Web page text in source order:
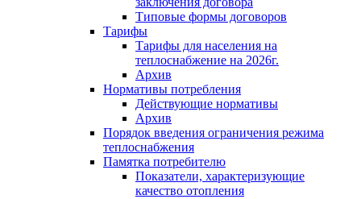
Типовые формы договоров
Тарифы
Тарифы для населения на
теплоснабжение на 2026г.
Архив
Нормативы потребления
Действующие нормативы
Архив
Порядок введения ограничения режима
теплоснабжения
Памятка потребителю
Показатели, характеризующие
качество отопления